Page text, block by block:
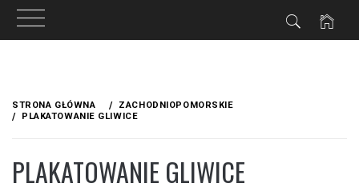
treści
STRONA GŁÓWNA
ZACHODNIOPOMORSKIE
PLAKATOWANIE GLIWICE
PLAKATOWANIE GLIWICE